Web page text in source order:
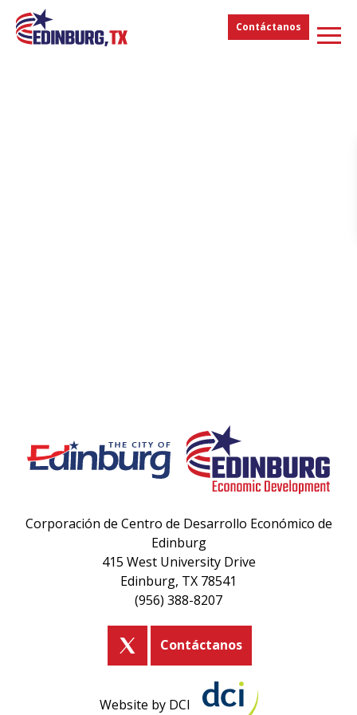
Contáctanos
Corporación de Centro de Desarrollo Económico de
Edinburg
415 West University Drive
Edinburg, TX 78541
(956) 388-8207
Contáctanos
Website by DCI